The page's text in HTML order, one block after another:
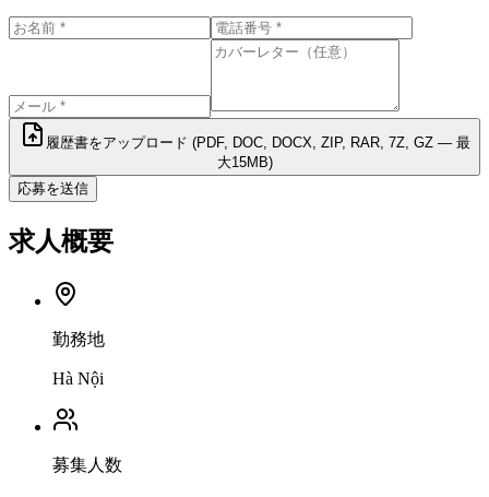
履歴書をアップロード (PDF, DOC, DOCX, ZIP, RAR, 7Z, GZ — 最
大15MB)
応募を送信
求人概要
勤務地
Hà Nội
募集人数